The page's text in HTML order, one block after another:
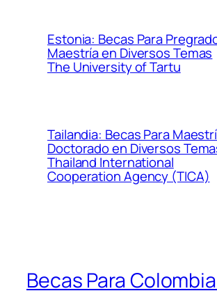
Estonia: Becas Para
Maestría en Diversos Temas
The University of Tartu
Tailandia: Becas Para
Doctorado en Diversos
Thailand International
Cooperation Agency (TICA)
Becas Para